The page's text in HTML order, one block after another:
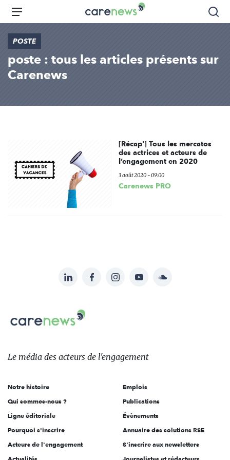
Aller
principal
Carenews,
Le
acteurs
Menu
POSTE
poste : tous les articles présents sur
Carenews
[Récap'] Tous les mercatos
des actrices et acteurs de
l’engagement en 2020
3 août 2020 - 09:00
Carenews PRO
sur:
LinkedInFacebookInstagramYouTubeSoundcloud
Carenews,
Le
des
l'engagement
Le média des acteurs de l'engagement
Notre histoire
Qui sommes-nous ?
Ligne éditoriale
Pourquoi s'inscrire
Acteurs de l'engagement
Emplois
Publications
Évènements
Annuaire des solutions RSE
S'inscrire aux newsletters